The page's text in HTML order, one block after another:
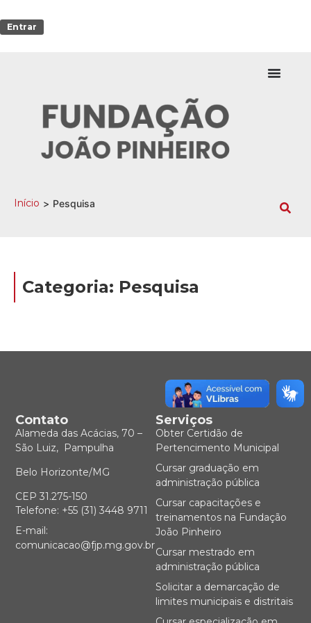
Entrar
Início > Pesquisa
Categoria: Pesquisa
Serviços
Obter Certidão de
Pertencimento Municipal
Cursar graduação em
administração pública
Cursar capacitações e
treinamentos na Fundação
João Pinheiro
Cursar mestrado em
administração pública
Solicitar a demarcação de
limites municipais e distritais
Contato
Alameda das Acácias, 70 –
São Luiz, Pampulha
Belo Horizonte/MG
CEP 31.275-150
Telefone: +55 (31) 3448 9711
E-mail:
comunicacao@fjp.mg.gov.br